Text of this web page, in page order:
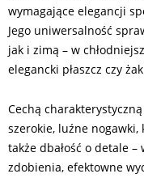
wymagające elegancji
Jego uniwersalność
jak i zimą – w
elegancki płaszcz czy
Cechą
szerokie, luźne
także dbałość o detale
zdobienia, efektowne